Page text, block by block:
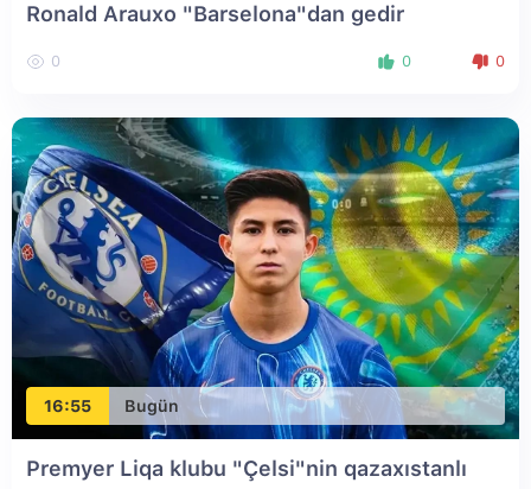
Ronald Arauxo "Barselona"dan gedir
0 0 0
16:55 Bugün
Premyer Liqa klubu "Çelsi"nin qazaxıstanlı